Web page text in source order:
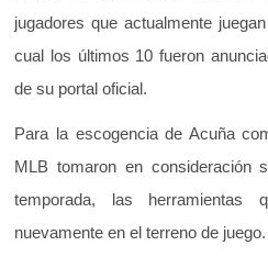
jugadores que actualmente
cual los últimos 10 fueron
de su portal oficial.
Para la escogencia de Acuña
MLB tomaron en consideración
temporada, las
nuevamente en el terreno de juego.